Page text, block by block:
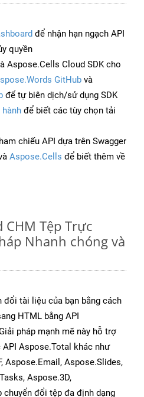
để nhận hạn ngạch API
quyền
Aspose.Cells Cloud SDK cho
GitHub và
để tự biên dịch/sử dụng SDK
hành để biết các tùy chọn tải
chiếu API dựa trên Swagger
Aspose.Cells để biết thêm về
Tệp Trực
Nhanh chóng và
đổi tài liệu của bạn bằng cách
HTML bằng API
pháp mạnh mẽ này hỗ trợ
Aspose.Total khác như
Aspose.Email, Aspose.Slides,
Aspose.3D,
đổi tệp đa định dạng